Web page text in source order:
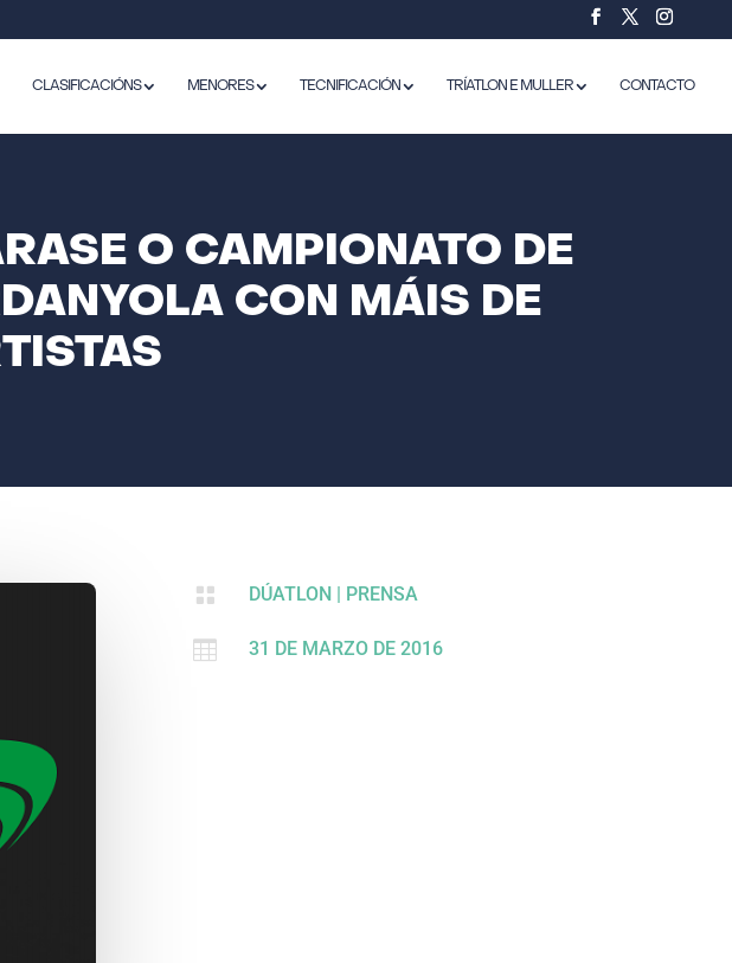
CLASIFICACIÓNS MENORES TECNIFICACIÓN TRÍATLON E MULLER CONTACTO
O CAMPIONATO DE
CON MÁIS DE
 DÚATLON | PRENSA
 31 DE MARZO DE 2016